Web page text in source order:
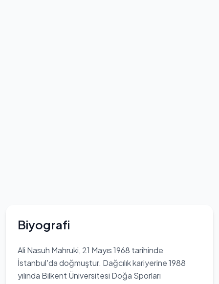
Biyografi
Ali Nasuh Mahruki, 21 Mayıs 1968 tarihinde
İstanbul'da doğmuştur. Dağcılık kariyerine 1988
yılında Bilkent Üniversitesi Doğa Sporları